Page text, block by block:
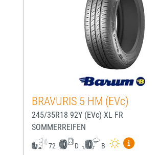
BRAVURIS 5 HM (EVc)
245/35R18 92Y (EVc) XL FR
SOMMERREIFEN
72 D B
Mehr